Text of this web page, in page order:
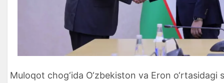
Muloqot chog‘ida O‘zbekiston va Eron o‘rtasidagi